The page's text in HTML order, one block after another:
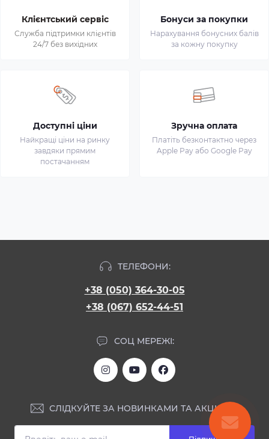
Клієнтський сервіс
Служба підтримки клієнтів
24/7 без вихідних
Бонуси за покупки
Нарахування бонусних балів
за кожну покупку
Доступні ціни
Найкращі ціни на ринку
завдяки прямим
постачанням
Зручна оплата
Платіть безконтактно через
Apple Pay або Google Pay
ТЕЛЕФОНИ:
+38 (050) 364-30-05
+38 (067) 652-44-51
СОЦ МЕРЕЖІ:
СЛІДКУЙТЕ ЗА НОВИНКАМИ ТА АКЦІЯМИ: